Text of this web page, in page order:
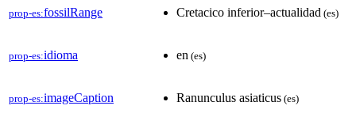
prop-es:fossilRange Cretacico inferior–actualidad (es)
prop-es:idioma en (es)
prop-es:imageCaption Ranunculus asiaticus (es)